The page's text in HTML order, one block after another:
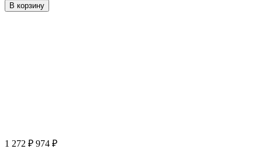
В корзину
1 272 ₽ 974 ₽